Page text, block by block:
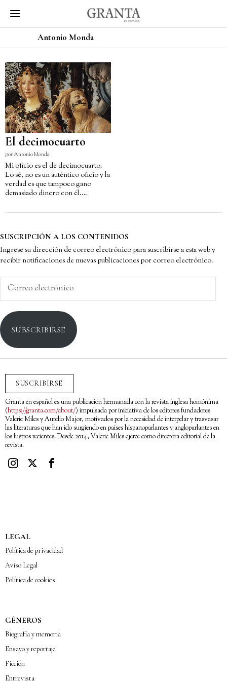
Antonio Monda
El decimocuarto
porAntonio Monda
Mi oficio es el de decimocuarto.
Lo sé, no es un auténtico oficio y la
verdad es que tampoco gano
demasiado dinero con él.…
SUSCRIPCIÓN A LOS CONTENIDOS
Ingrese su dirección de correo electrónico para suscribirse a esta web y
recibir notificaciones de nuevas publicaciones por correo electrónico.
electrónico
SUBSCRIBIRSE
SUSCRIBIRSE
Granta en español es una publicación hermanada con la revista inglesa homónima
(https://granta.com/about/) impulsada por iniciativa de los editores fundadores
Valerie Miles y Aurelio Major, motivados por la necesidad de interpelar y trasvasar
las literaturas que han ido surgiendo en países hispanoparlantes y angloparlantes en
los lustros recientes. Desde 2014, Valerie Miles ejerce como directora editorial de la
revista.
LEGAL
Política de privacidad
Aviso Legal
Política de cookies
GÉNEROS
Biografía y memoria
Ensayo y reportaje
Ficción
Entrevista